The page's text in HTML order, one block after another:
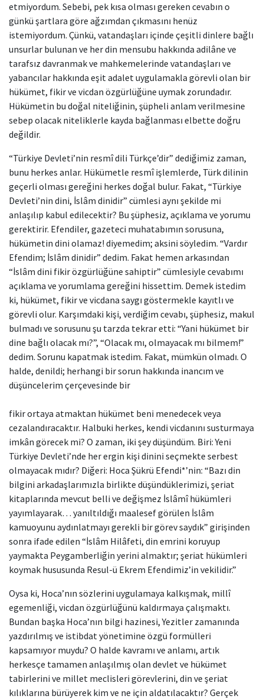
etmiyordum. Sebebi, pek kısa olması gereken cevabın o
günkü şartlara göre ağzımdan çıkmasını henüz
istemiyordum. Çünkü, vatandaşları içinde çeşitli dinlere bağlı
unsurlar bulunan ve her din mensubu hakkında adilâne ve
tarafsız davranmak ve mahkemelerinde vatandaşları ve
yabancılar hakkında eşit adalet uygulamakla görevli olan bir
hükümet, fikir ve vicdan özgürlüğüne uymak zorundadır.
Hükümetin bu doğal niteliğinin, şüpheli anlam verilmesine
sebep olacak niteliklerle kayda bağlanması elbette doğru
değildir.
“Türkiye Devleti’nin resmî dili Türkçe’dir” dediğimiz zaman,
bunu herkes anlar. Hükümetle resmî işlemlerde, Türk dilinin
geçerli olması gereğini herkes doğal bulur. Fakat, “Türkiye
Devleti’nin dini, İslâm dinidir” cümlesi aynı şekilde mi
anlaşılıp kabul edilecektir? Bu şüphesiz, açıklama ve yorumu
gerektirir. Efendiler, gazeteci muhatabımın sorusuna,
hükümetin dini olamaz! diyemedim; aksini söyledim. “Vardır
Efendim; İslâm dinidir” dedim. Fakat hemen arkasından
“İslâm dini fikir özgürlüğüne sahiptir” cümlesiyle cevabımı
açıklama ve yorumlama gereğini hissettim. Demek istedim
ki, hükümet, fikir ve vicdana saygı göstermekle kayıtlı ve
görevli olur. Karşımdaki kişi, verdiğim cevabı, şüphesiz, makul
bulmadı ve sorusunu şu tarzda tekrar etti: “Yani hükümet bir
dine bağlı olacak mı?”, “Olacak mı, olmayacak mı bilmem!”
dedim. Sorunu kapatmak istedim. Fakat, mümkün olmadı. O
halde, denildi; herhangi bir sorun hakkında inancım ve
düşüncelerim çerçevesinde bir
fikir ortaya atmaktan hükümet beni menedecek veya
cezalandıracaktır. Halbuki herkes, kendi vicdanını susturmaya
imkân görecek mi? O zaman, iki şey düşündüm. Biri: Yeni
Türkiye Devleti’nde her ergin kişi dinini seçmekte serbest
olmayacak mıdır? Diğeri: Hoca Şükrü Efendi*’nin: “Bazı din
bilgini arkadaşlarımızla birlikte düşündüklerimizi, şeriat
kitaplarında mevcut belli ve değişmez İslâmî hükümleri
yayımlayarak… yanıltıldığı maalesef görülen İslâm
kamuoyunu aydınlatmayı gerekli bir görev saydık” girişinden
sonra ifade edilen “İslâm Hilâfeti, din emrini koruyup
yaymakta Peygamberliğin yerini almaktır; şeriat hükümleri
koymak hususunda Resul-ü Ekrem Efendimiz’in vekilidir.”
Oysa ki, Hoca’nın sözlerini uygulamaya kalkışmak, millî
egemenliği, vicdan özgürlüğünü kaldırmaya çalışmaktı.
Bundan başka Hoca’nın bilgi hazinesi, Yezitler zamanında
yazdırılmış ve istibdat yönetimine özgü formülleri
kapsamıyor muydu? O halde kavramı ve anlamı, artık
herkesçe tamamen anlaşılmış olan devlet ve hükümet
tabirlerini ve millet meclisleri görevlerini, din ve şeriat
kılıklarına bürüyerek kim ve ne için aldatılacaktır? Gerçek